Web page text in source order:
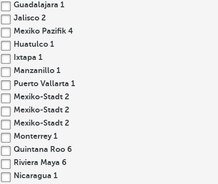
Guadalajara 1
Jalisco 2
Mexiko Pazifik 4
Huatulco 1
Ixtapa 1
Manzanillo 1
Puerto Vallarta 1
Mexiko-Stadt 2
Mexiko-Stadt 2
Mexiko-Stadt 2
Monterrey 1
Quintana Roo 6
Riviera Maya 6
Nicaragua 1